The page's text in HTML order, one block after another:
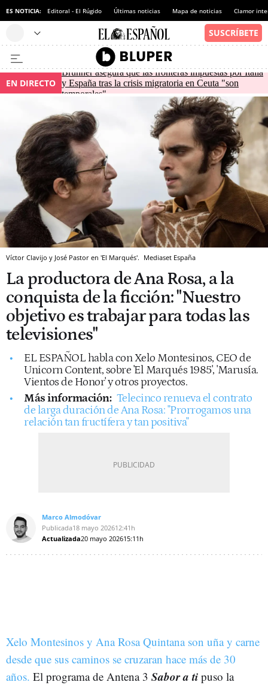
ES NOTICIA: Editoral - El Rúgido Últimas noticias Mapa de noticias Clamor
EN DIRECTO
Brunner asegura que las fronteras impuestas por Italia
y España tras la crisis migratoria en Ceuta "son
temporales"
Víctor Clavijo y José Pastor en 'El Marqués'. Mediaset España
La productora de Ana Rosa, a la
conquista de la ficción: "Nuestro
objetivo es trabajar para todas las
televisiones"
EL ESPAÑOL habla con Xelo Montesinos, CEO de
Unicorn Content, sobre 'El Marqués 1985', 'Marusía.
Vientos de Honor' y otros proyectos.
Más información: Telecinco renueva el contrato
de larga duración de Ana Rosa: "Prorrogamos una
relación tan fructífera y tan positiva"
Marco Almodóvar
Publicada18 mayo 202612:41h
Actualizada20 mayo 202615:11h
Xelo Montesinos y Ana Rosa Quintana son uña y carne
desde que sus caminos se cruzaran hace más de 30
años. El programa de Antena 3 Sabor a ti puso la